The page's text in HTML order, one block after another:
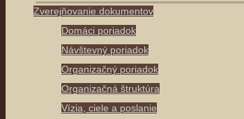
Zverejňovanie dokumentov
Domáci poriadok
Návštevný poriadok
Organizačný poriadok
Organizačná štruktúra
Vízia, ciele a poslanie